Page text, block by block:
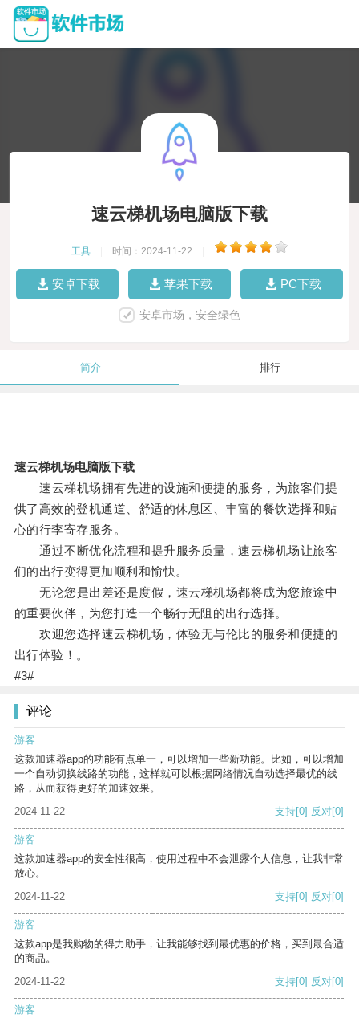
速云梯机场电脑版下载
工具 时间：2024-11-22
安卓下载 苹果下载 PC下载
安卓市场，安全绿色
简介 排行
速云梯机场电脑版下载
速云梯机场拥有先进的设施和便捷的服务，为旅客们提
供了高效的登机通道、舒适的休息区、丰富的餐饮选择和贴
心的行李寄存服务。
通过不断优化流程和提升服务质量，速云梯机场让旅客
们的出行变得更加顺利和愉快。
无论您是出差还是度假，速云梯机场都将成为您旅途中
的重要伙伴，为您打造一个畅行无阻的出行选择。
欢迎您选择速云梯机场，体验无与伦比的服务和便捷的
出行体验！。
#3#
评论
游客
这款加速器app的功能有点单一，可以增加一些新功能。比如，可以增加
一个自动切换线路的功能，这样就可以根据网络情况自动选择最优的线
路，从而获得更好的加速效果。
2024-11-22
支持[0] 反对[0]
游客
这款加速器app的安全性很高，使用过程中不会泄露个人信息，让我非常
放心。
2024-11-22
支持[0] 反对[0]
游客
这款app是我购物的得力助手，让我能够找到最优惠的价格，买到最合适
的商品。
2024-11-22
支持[0] 反对[0]
游客